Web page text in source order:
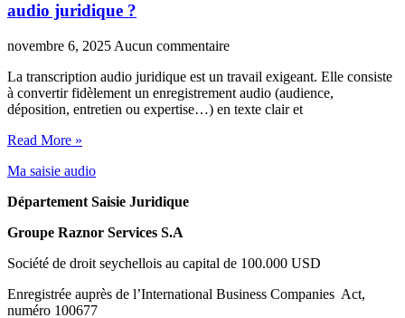
audio juridique ?
novembre 6, 2025 Aucun commentaire
La transcription audio juridique est un travail exigeant. Elle consiste
à convertir fidèlement un enregistrement audio (audience,
déposition, entretien ou expertise…) en texte clair et
Read More »
Ma saisie audio
Département Saisie Juridique
Groupe Raznor Services S.A
Société de droit seychellois au capital de 100.000 USD
Enregistrée auprès de l’International Business Companies Act,
numéro 100677